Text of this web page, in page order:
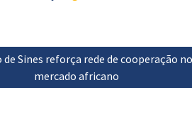
Sines reforça rede de cooperação no
mercado africano